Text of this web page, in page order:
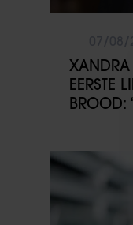
XANDRA
EERSTE
BROOD: